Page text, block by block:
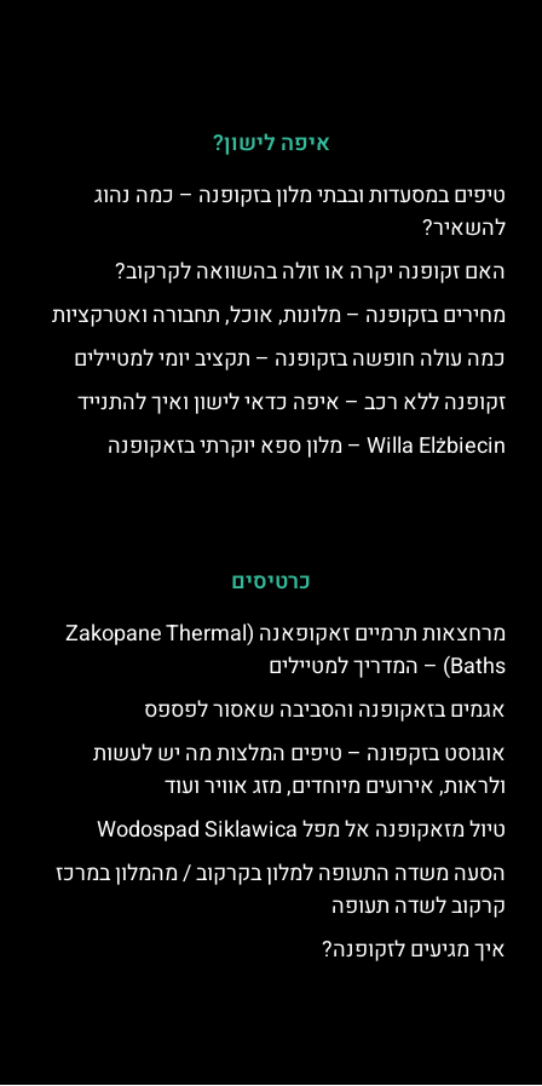
איפה לישון?
טיפים במסעדות ובבתי מלון בזקופנה – כמה נהוג
להשאיר?
האם זקופנה יקרה או זולה בהשוואה לקרקוב?
מחירים בזקופנה – מלונות, אוכל, תחבורה ואטרקציות
כמה עולה חופשה בזקופנה – תקציב יומי למטיילים
זקופנה ללא רכב – איפה כדאי לישון ואיך להתנייד
Willa Elżbiecin – מלון ספא יוקרתי בזאקופנה
כרטיסים
מרחצאות תרמיים זאקופאנה (Zakopane Thermal
Baths) – המדריך למטיילים
אגמים בזאקופנה והסביבה שאסור לפספס
אוגוסט בזקפונה – טיפים המלצות מה יש לעשות
ולראות, אירועים מיוחדים, מזג אוויר ועוד
טיול מזאקופנה אל מפל Wodospad Siklawica
הסעה משדה התעופה למלון בקרקוב / מהמלון במרכז
קרקוב לשדה תעופה
איך מגיעים לזקופנה?